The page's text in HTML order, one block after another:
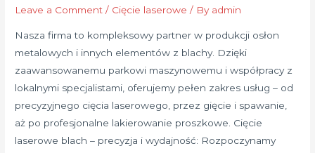
kompleksowe
Leave a Comment / Cięcie laserowe / By admin
Nasza firma to kompleksowy partner w produkcji osłon
metalowych i innych elementów z blachy. Dzięki
zaawansowanemu parkowi maszynowemu i współpracy z
lokalnymi specjalistami, oferujemy pełen zakres usług – od
precyzyjnego cięcia laserowego, przez gięcie i spawanie,
aż po profesjonalne lakierowanie proszkowe. Cięcie
laserowe blach – precyzja i wydajność: Rozpoczynamy